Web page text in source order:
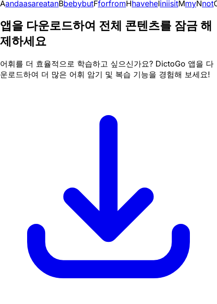
AandaasareatanBbebybutFforfromHhaveheIiniisitMmyNnot
앱을 다운로드하여 전체 콘텐츠를 잠금 해
제하세요
어휘를 더 효율적으로 학습하고 싶으신가요? DictoGo 앱을 다
운로드하여 더 많은 어휘 암기 및 복습 기능을 경험해 보세요!